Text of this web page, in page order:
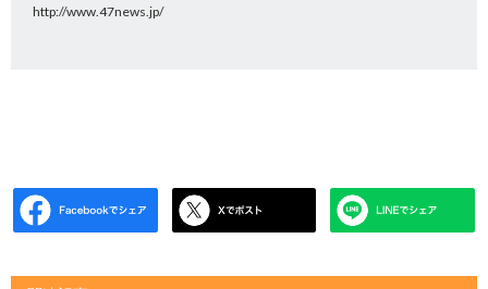
http://www.47news.jp/